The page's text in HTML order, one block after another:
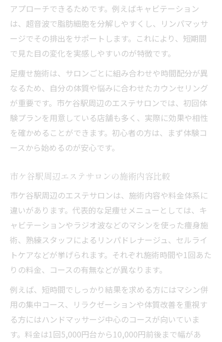
アプローチできるためです。例えばキャビテーション
は、超音波で脂肪細胞を分解しやすくし、リンパマッサ
ージでその排出をサポートします。これにより、短期間
で見た目の変化を実感しやすいのが特徴です。
足痩せ施術は、サロンごとに組み合わせや時間配分が異
なるため、自分の体質や悩みに合わせたカウンセリング
が重要です。市ケ谷駅周辺のエステサロンでは、初回体
験プランを用意している店舗も多く、実際に効果や相性
を確かめることができます。初心者の方は、まず体験コ
ースから始めるのが安心です。
市ケ谷駅周辺エステサロンの施術内容比較
市ケ谷駅周辺のエステサロンは、施術内容や料金体系に
違いがあります。代表的な足痩せメニューとしては、キ
ャビテーションやラジオ波などのマシンを使った痩身施
術、熟練スタッフによるリンパドレナージュ、セルライ
トケアなどが挙げられます。それぞれ施術時間や1回あた
りの料金、コースの有無などが異なります。
例えば、短時間でしっかり結果を求める方にはマシン併
用の集中コース、リラクゼーションや体質改善を重視す
る方にはハンドマッサージ中心のコースが向いていま
す。料金は1回5,000円台から10,000円前後まで幅があ